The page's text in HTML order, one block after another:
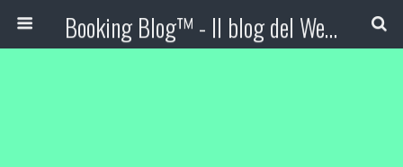
Booking Blog™ - Il blog del Web Marketing Turistico